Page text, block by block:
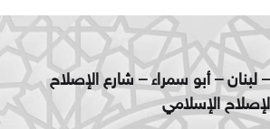
– أبو سمراء – شارع الإصلاح
الإسلامي